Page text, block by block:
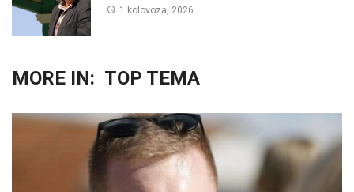
1 kolovoza, 2026
MORE IN: TOP TEMA